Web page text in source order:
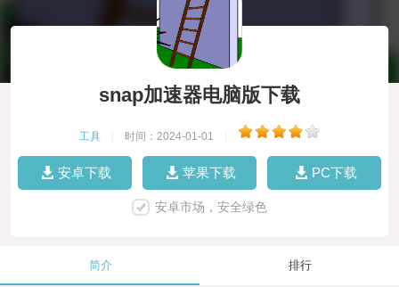
snap加速器电脑版下载
工具 时间：2024-01-01
安卓下载 苹果下载 PC下载
安卓市场，安全绿色
简介 排行